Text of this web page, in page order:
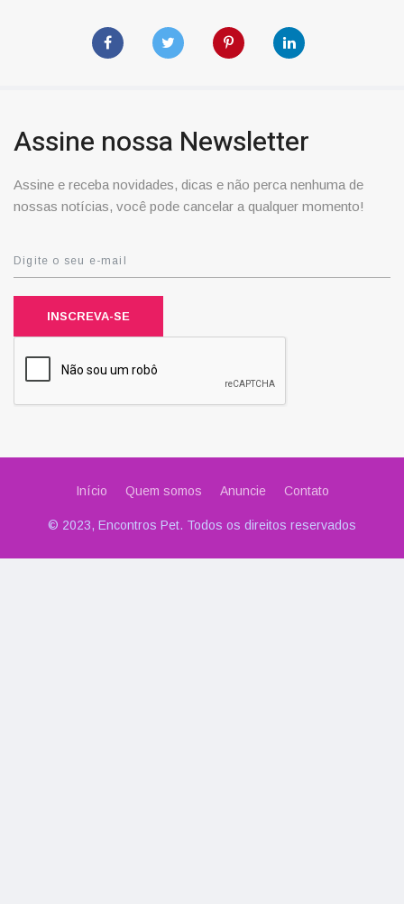
Assine nossa Newsletter
Assine e receba novidades, dicas e não perca nenhuma de
nossas notícias, você pode cancelar a qualquer momento!
INSCREVA-SE
Início Quem somos Anuncie Contato
© 2023, Encontros Pet. Todos os direitos reservados